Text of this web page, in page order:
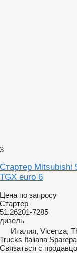
3
Стартер Mitsubishi
TGX euro 6
Цена по запросу
Стартер
51.26201-7285
дизель
Италия, Vicenza,
Trucks Italiana
Связаться с